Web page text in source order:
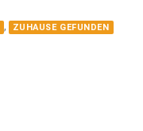
, ZUHAUSE GEFUNDEN